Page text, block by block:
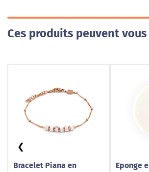
Ces produits peuvent
Bracelet Piana en
Eponge
❮